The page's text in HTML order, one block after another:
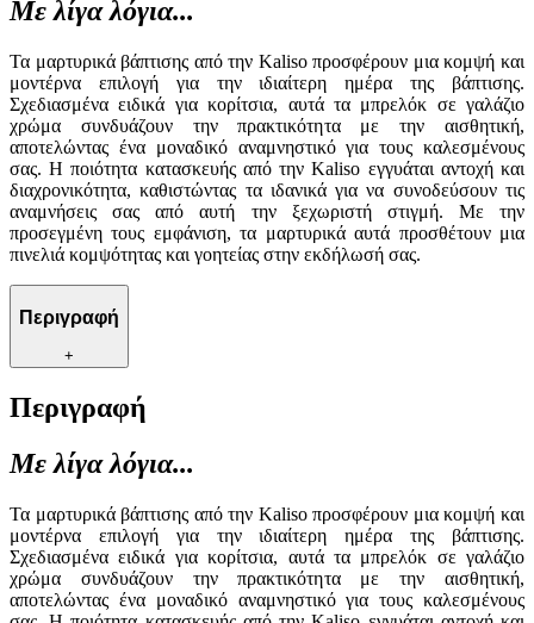
Με λίγα λόγια...
Τα μαρτυρικά βάπτισης από την Kaliso προσφέρουν μια κομψή και
μοντέρνα επιλογή για την ιδιαίτερη ημέρα της βάπτισης.
Σχεδιασμένα ειδικά για κορίτσια, αυτά τα μπρελόκ σε γαλάζιο
χρώμα συνδυάζουν την πρακτικότητα με την αισθητική,
αποτελώντας ένα μοναδικό αναμνηστικό για τους καλεσμένους
σας. Η ποιότητα κατασκευής από την Kaliso εγγυάται αντοχή και
διαχρονικότητα, καθιστώντας τα ιδανικά για να συνοδεύσουν τις
αναμνήσεις σας από αυτή την ξεχωριστή στιγμή. Με την
προσεγμένη τους εμφάνιση, τα μαρτυρικά αυτά προσθέτουν μια
πινελιά κομψότητας και γοητείας στην εκδήλωσή σας.
Περιγραφή
+
Περιγραφή
Με λίγα λόγια...
Τα μαρτυρικά βάπτισης από την Kaliso προσφέρουν μια κομψή και
μοντέρνα επιλογή για την ιδιαίτερη ημέρα της βάπτισης.
Σχεδιασμένα ειδικά για κορίτσια, αυτά τα μπρελόκ σε γαλάζιο
χρώμα συνδυάζουν την πρακτικότητα με την αισθητική,
αποτελώντας ένα μοναδικό αναμνηστικό για τους καλεσμένους